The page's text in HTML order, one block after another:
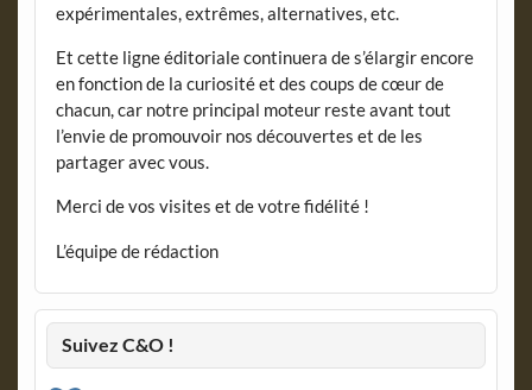
expérimentales, extrêmes, alternatives, etc.
Et cette ligne éditoriale continuera de s’élargir encore
en fonction de la curiosité et des coups de cœur de
chacun, car notre principal moteur reste avant tout
l’envie de promouvoir nos découvertes et de les
partager avec vous.
Merci de vos visites et de votre fidélité !
L’équipe de rédaction
Suivez C&O !